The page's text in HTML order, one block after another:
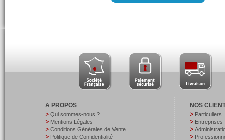
A PROPOS
Qui sommes-nous ?
Mentions Légales
Conditions Générales de Vente
Politique de Confidentialité
NOS
Particuliers
Entreprises